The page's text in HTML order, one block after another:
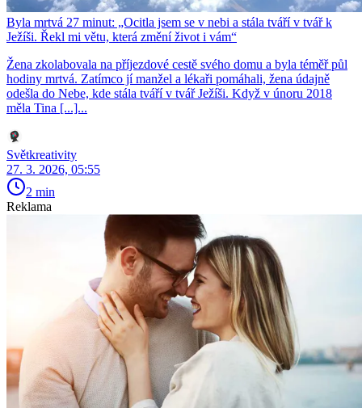
Byla mrtvá 27 minut: „Ocitla jsem se v nebi a stála tváří v tvář k
Ježíši. Řekl mi větu, která změní život i vám“
Žena zkolabovala na příjezdové cestě svého domu a byla téměř půl
hodiny mrtvá. Zatímco jí manžel a lékaři pomáhali, žena údajně
odešla do Nebe, kde stála tváří v tvář Ježíši. Když v únoru 2018
měla Tina [...]...
Světkreativity
27. 3. 2026, 05:55
2 min
Reklama